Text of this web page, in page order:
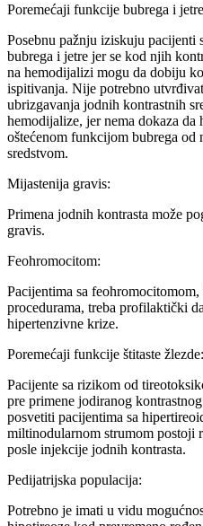
Poremećaji funkcije bubrega i
Posebnu pažnju iziskuju pacijenti
bubrega i jetre jer se kod njih
na hemodijalizi mogu da dobiju
ispitivanja. Nije potrebno
ubrizgavanja jodnih kontrastnih
hemodijalize, jer nema dokaza da
oštećenom funkcijom bubrega od
sredstvom.
Mijastenija gravis:
Primena jodnih kontrasta može
gravis.
Feohromocitom:
Pacijentima sa
procedurama, treba profilaktički
hipertenzivne krize.
Poremećaji funkcije štitaste žlezde:
Pacijente sa rizikom od
pre primene jodiranog
posvetiti pacijentima sa
miltinodularnom strumom postoji
posle injekcije jodnih kontrasta.
Pedijatrijska populacija:
Potrebno je imati u vidu